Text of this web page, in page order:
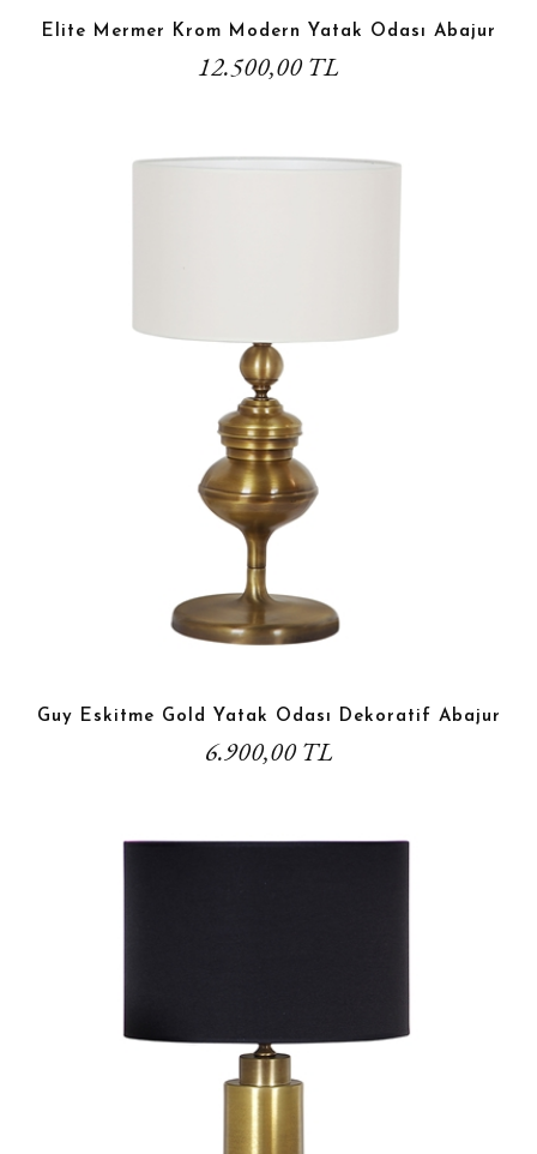
Elite Mermer Krom Modern Yatak Odası Abajur
12.500,00 TL
Guy Eskitme Gold Yatak Odası Dekoratif Abajur
6.900,00 TL